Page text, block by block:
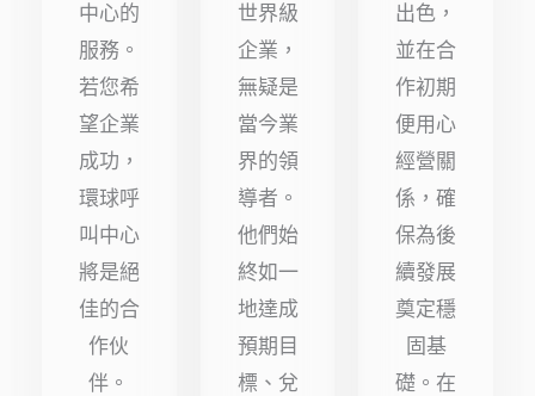
顆
中心的
服務。
若您希
望企業
成功，
環球呼
叫中心
將是絕
佳的合
作伙
伴。
顆
世界級
企業，
無疑是
當今業
界的領
導者。
他們始
終如一
地達成
預期目
標、兌
顆
星）
出色，
並在合
作初期
便用心
經營關
係，確
保為後
續發展
奠定穩
固基
礎。在